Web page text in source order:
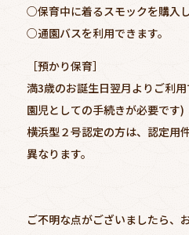
○保育中に着るスモックを購入
○通園バスを利用できます。
［預かり保育］
満3歳のお誕生日翌月よりご利
園児としての手続きが必要です)
横浜型２号認定の方は、認定用
異なります。
ご不明な点がございましたら、